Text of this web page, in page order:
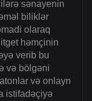
sənayenin
biliklər
olaraq
həmçinin
verib bu
və bölgəni
və onlayn
istifadəçiyə